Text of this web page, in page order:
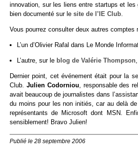
innovation, sur les liens entre startups et
bien documenté sur le site de l’IE Club.
Vous pourrez consulter deux autres comptes
L’un d’Olivier Rafal dans Le Monde
L’autre, sur le blog de Valérie Thompson
Dernier point, cet événement était pour la
Club. Julien Codorniou , responsable des
avait beaucoup de journalistes dans
du moins pour les non initiés, car au delà
représentants de Microsoft dont MSN.
sensiblement! Bravo Julien!
Publié le 28 septembre 2006